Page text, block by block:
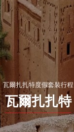
瓦爾扎扎特度假套裝行程
瓦爾扎扎特